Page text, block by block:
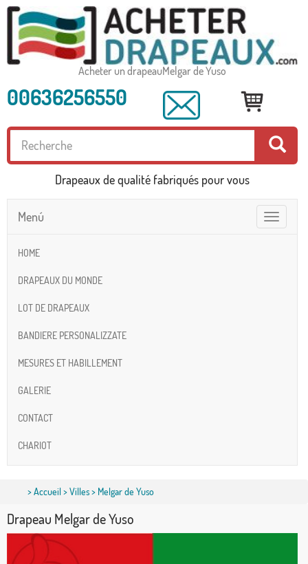
Acheter un drapeauMelgar de Yuso
00636256550
Drapeaux de qualité fabriqués pour vous
Toggle
navigation
Menú
HOME
DRAPEAUX DU MONDE
LOT DE DRAPEAUX
BANDIERE PERSONALIZZATE
MESURES ET HABILLEMENT
GALERIE
CONTACT
CHARIOT
>Accueil>Villes> Melgar de Yuso
Drapeau Melgar de Yuso